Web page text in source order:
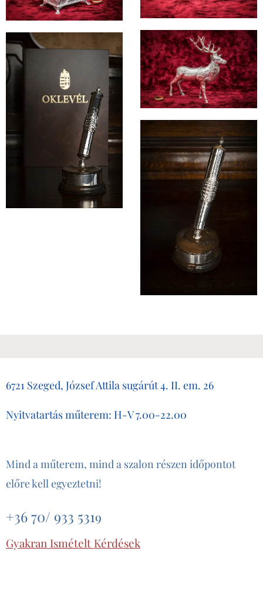
6721 Szeged, József Attila sugárút 4. II. em. 26
Nyitvatartás műterem: H-V 7.00-22.00
Mind a műterem, mind a szalon részen időpontot
előre kell egyeztetni!
+36 70/ 933 5319
Gyakran Ismételt Kérdések